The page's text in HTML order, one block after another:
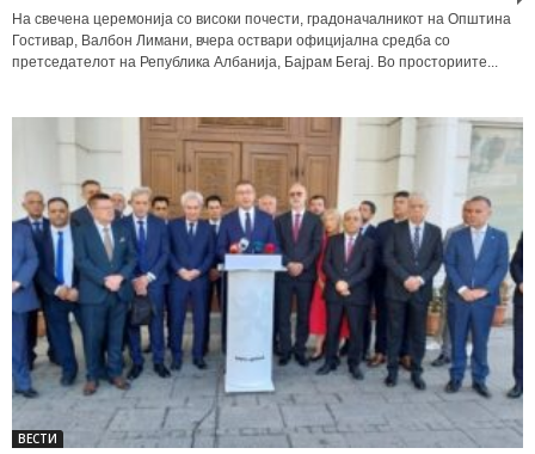
На свечена церемонија со високи почести, градоначалникот на Општина
Гостивар, Валбон Лимани, вчера оствари официјална средба со
претседателот на Република Албанија, Бајрам Бегај. Во просториите...
ВЕСТИ